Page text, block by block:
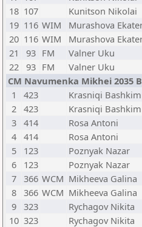
18 107 Kunitson Nikolai
19 116 WIM Murashova
20 116 WIM Murashova
21
93 FM Valner Uku
22 93 FM Valner Uku
CM Navumenka Mikhei 2035
1
423 Krasniqi Bashkim
2 423 Krasniqi Bashkim
3 414 Rosa Antoni
4 414 Rosa Antoni
5
123 Poznyak Nazar
6
123 Poznyak Nazar
7 366 WCM Mikheeva Galina
8 366 WCM Mikheeva Galina
9 323 Rychagov Nikita
10 323 Rychagov Nikita